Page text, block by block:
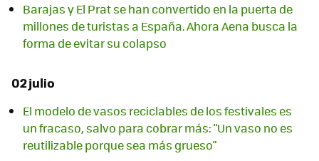
Barajas y El Prat se han convertido en la puerta de
millones de turistas a España. Ahora Aena busca la
forma de evitar su colapso
02 julio
El modelo de vasos reciclables de los festivales es
un fracaso, salvo para cobrar más: "Un vaso no es
reutilizable porque sea más grueso"